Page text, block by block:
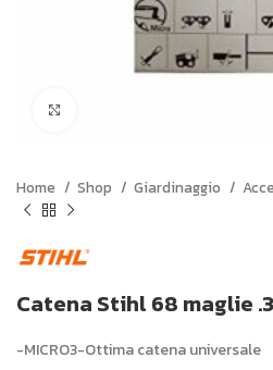
Home Shop Giardinaggio
Catena Stihl 68 maglie
-MICRO3-Ottima catena universale